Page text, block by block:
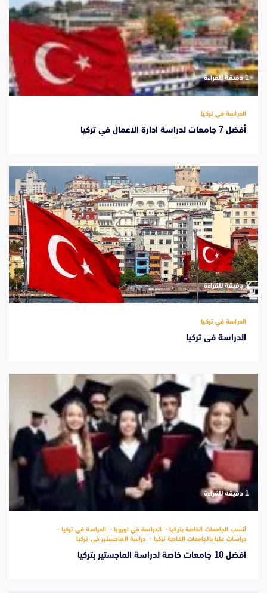
‫1 دقيقة للقراءة
الدراسة في تركيا
أفضل 7 جامعات لدراسة ادارة الاعمال في تركيا
‫1 دقيقة للقراءة
الدراسة في تركيا
الدراسة فى تركيا
‫1 دقيقة للقراءة
أنسب الجامعات الخاصة بتركيا الدراسة في اوروبا
الدراسة في تركيا
دراسات عليا بالجامعات الخاصة تركيا
دراسة الماجستير فى تركيا
افضل 10 جامعات خاصة لدراسة الماجستير بتركيا